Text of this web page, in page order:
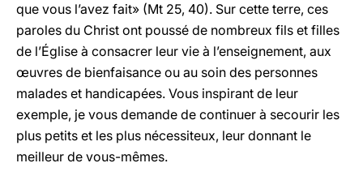
que vous l’avez fait» (Mt 25, 40). Sur cette terre, ces
paroles du Christ ont poussé de nombreux fils et filles
de l’Église à consacrer leur vie à l’enseignement, aux
œuvres de bienfaisance ou au soin des personnes
malades et handicapées. Vous inspirant de leur
exemple, je vous demande de continuer à secourir les
plus petits et les plus nécessiteux, leur donnant le
meilleur de vous-mêmes.